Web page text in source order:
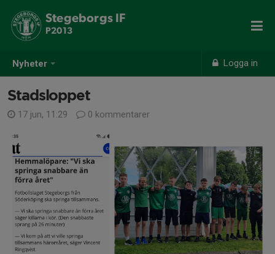
Nyheter Logga in
Stegeborgs IF
P2013
Stadsloppet
17 jun, 11:29 0 kommentarer